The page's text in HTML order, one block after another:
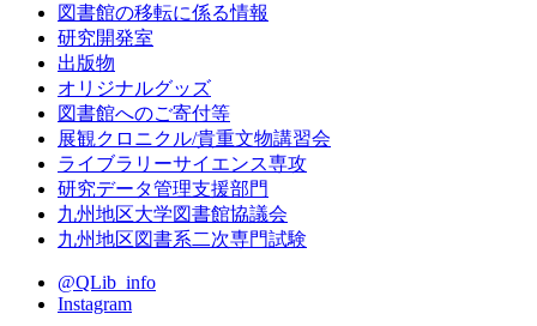
図書館の移転に係る情報
研究開発室
出版物
オリジナルグッズ
図書館へのご寄付等
展観クロニクル/貴重文物講習会
ライブラリーサイエンス専攻
研究データ管理支援部門
九州地区大学図書館協議会
九州地区図書系二次専門試験
@QLib_info
Instagram